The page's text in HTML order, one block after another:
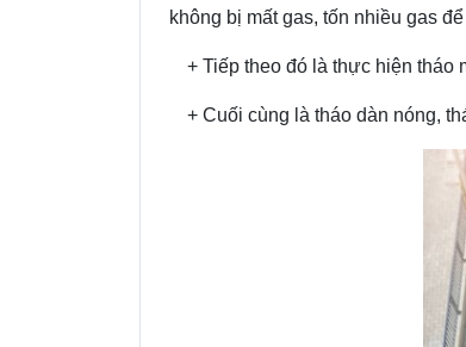
không bị mất gas, tốn nhiều gas
+ Tiếp theo đó là thực hiện tháo
+ Cuối cùng là tháo dàn nóng,